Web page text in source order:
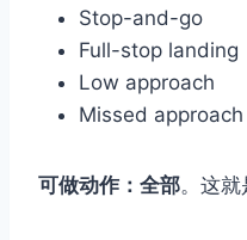
Stop-and-go
Full-stop landing
Low approach
Missed approach
可做动作：全部。这就